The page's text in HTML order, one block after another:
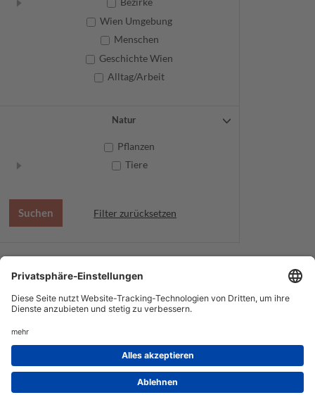
Wien Umgebung
Menschen
Geschichte Wien
Alltag/Arbeit
Natur
Pflanzen
Tiere
Filter zurücksetzen
Datenschutz
Service